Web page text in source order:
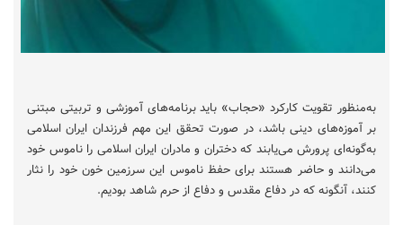
به‌منظور تقویت کارکرد «حجاب» باید برنامه‌های آموزشی و تربیتی مبتنی
بر آموزه‌های دینی باشد، در صورت تحقق این مهم فرزندان ایران اسلامی
به‌گونه‌ای پرورش می‌یابند که دختران و مادران ایران اسلامی را ناموس خود
می‌دانند و حاضر هستند برای حفظ ناموس این سرزمین خون خود را نثار
کنند، آنگونه که در دفاع مقدس و دفاع از حرم شاهد بودیم.